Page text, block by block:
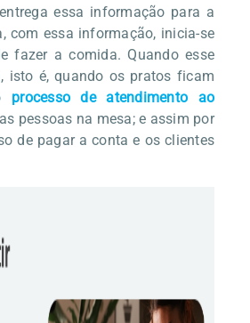
essa informação para a
com essa informação, inicia-se
fazer a comida. Quando esse
isto é, quando os pratos ficam
processo de atendimento ao
pessoas na mesa; e assim por
de pagar a conta e os clientes